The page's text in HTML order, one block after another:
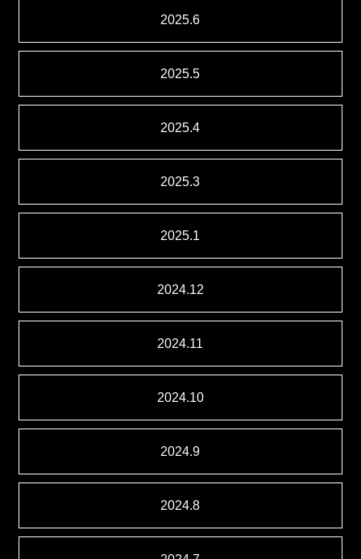
2025.6
2025.5
2025.4
2025.3
2025.1
2024.12
2024.11
2024.10
2024.9
2024.8